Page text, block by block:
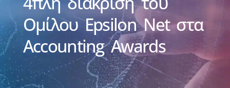
Ομίλου Epsilon Net στα
Accounting Awards